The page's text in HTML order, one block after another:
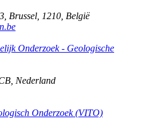
Brussel 1210 België
Onderzoek - Geologische
Nederland
Onderzoek (VITO)